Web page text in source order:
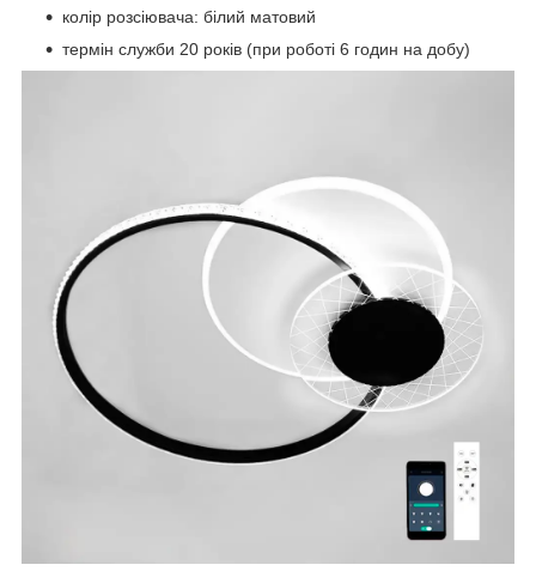
колір розсіювача: білий матовий
термін служби 20 років (при роботі 6 годин на добу)